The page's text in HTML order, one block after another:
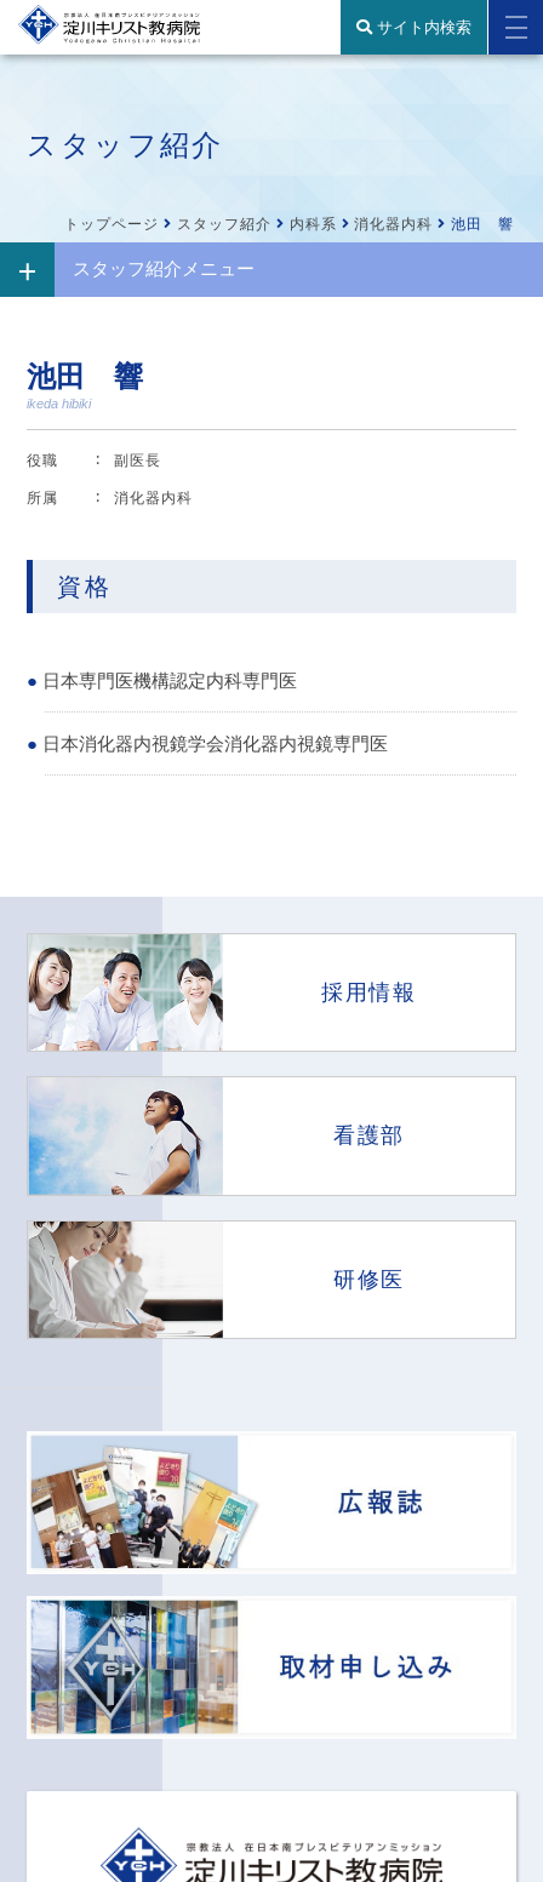
サイト内検索
スタッフ紹介
トップページ スタッフ紹介 内科系 消化器内科 池田 響
スタッフ紹介メニュー
池田 響
ikeda hibiki
役職 副医長
所属 消化器内科
資格
日本専門医機構認定内科専門医
日本消化器内視鏡学会消化器内視鏡専門医
採用情報
看護部
研修医